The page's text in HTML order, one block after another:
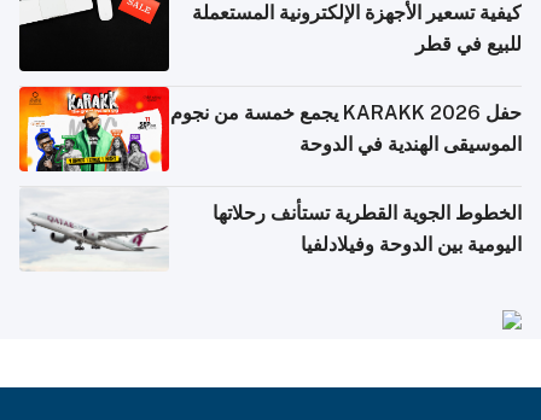
كيفية تسعير الأجهزة الإلكترونية المستعملة
للبيع في قطر
حفل KARAKK 2026 يجمع خمسة من نجوم
الموسيقى الهندية في الدوحة
الخطوط الجوية القطرية تستأنف رحلاتها
اليومية بين الدوحة وفيلادلفيا